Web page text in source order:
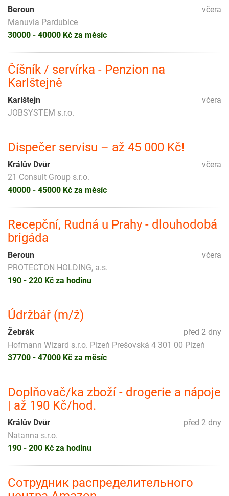
včera
Beroun
Manuvia Pardubice
30000 - 40000 Kč za měsíc
Číšník / servírka - Penzion na
Karlštejně
včera
Karlštejn
JOBSYSTEM s.r.o.
Dispečer servisu – až 45 000 Kč!
včera
Králův Dvůr
21 Consult Group s.r.o.
40000 - 45000 Kč za měsíc
Recepční, Rudná u Prahy - dlouhodobá
brigáda
včera
Beroun
PROTECTON HOLDING, a.s.
190 - 220 Kč za hodinu
Údržbář (m/ž)
před 2 dny
Žebrák
Hofmann Wizard s.r.o. Plzeň Prešovská 4 301 00 Plzeň
37700 - 47000 Kč za měsíc
Doplňovač/ka zboží - drogerie a nápoje
| až 190 Kč/hod.
před 2 dny
Králův Dvůr
Natanna s.r.o.
190 - 200 Kč za hodinu
Сотрудник распределительного